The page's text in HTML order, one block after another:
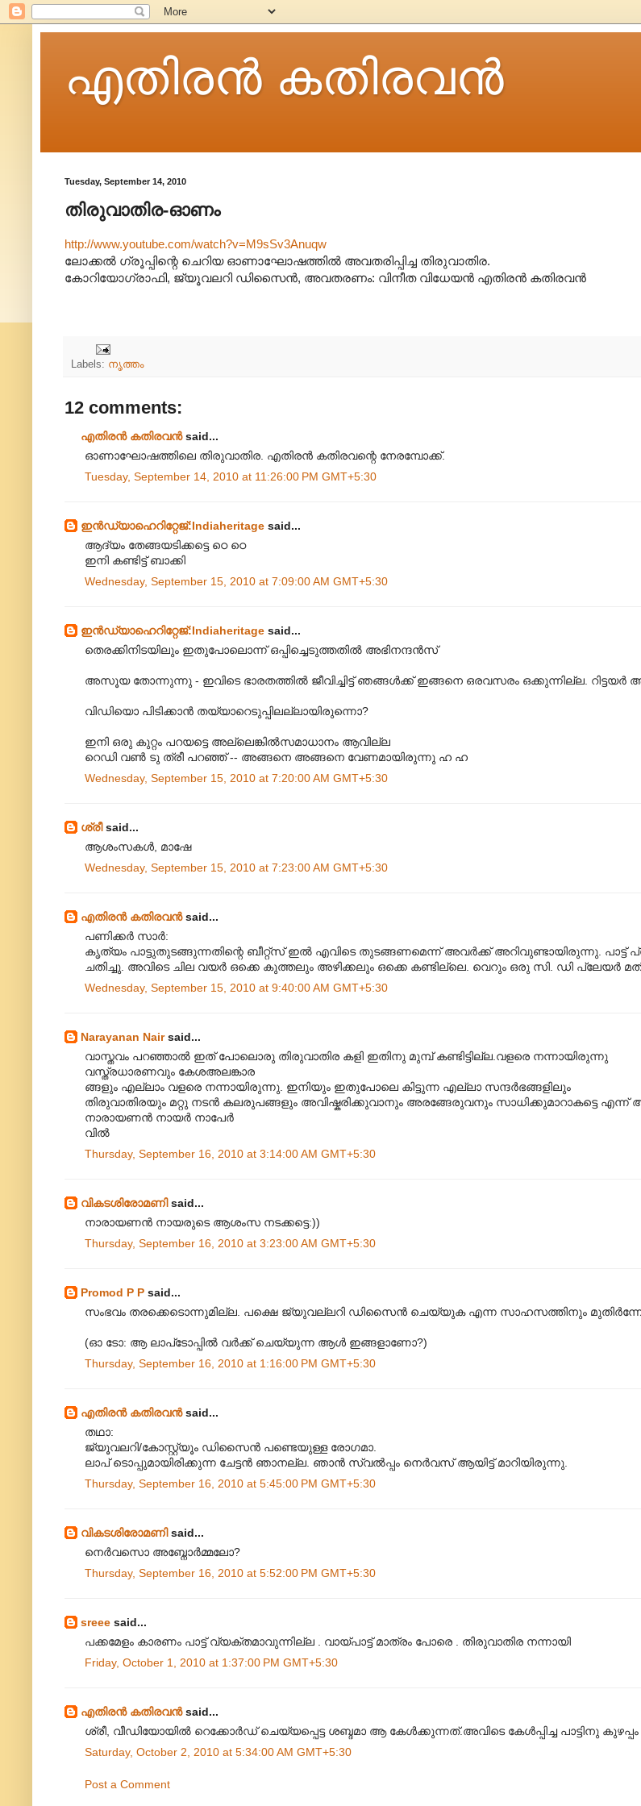
എതിരന്‍ കതിരവന്‍
Tuesday, September 14, 2010
തിരുവാതിര-ഓണം
http://www.youtube.com/watch?v=M9sSv3Anuqw
ലോക്കൽ ഗ്രൂപ്പിന്റെ ചെറിയ ഓണാഘോഷത്തിൽ അവതരിപ്പിച്ച തിരുവാതിര.
കോറിയോഗ്രാഫി, ജ്യൂവലറി ഡിസൈൻ, അവതരണം: വിനീത വിധേയൻ എതിരൻ കതിരവൻ
Labels: നൃത്തം
12 comments:
എതിരന്‍ കതിരവന്‍said...
ഓണാഘോഷത്തിലെ തിരുവാതിര. എതിരൻ കതിരവന്റെ നേരമ്പോക്ക്.
Tuesday, September 14, 2010 at 11:26:00 PM GMT+5:30
ഇന്‍ഡ്യാഹെറിറ്റേജ്‌:Indiaheritage said...
ആദ്യം തേങ്ങയടിക്കട്ടെ ഠെ ഠെ
ഇനി കണ്ടിട്ട്‌ ബാക്കി
Wednesday, September 15, 2010 at 7:09:00 AM GMT+5:30
ഇന്‍ഡ്യാഹെറിറ്റേജ്‌:Indiaheritage said...
തെരക്കിനിടയിലും ഇതുപോലൊന്ന് ഒപ്പിച്ചെടുത്തതില്‍ അഭിനന്ദന്‍സ്‌
അസൂയ തോന്നുന്നു - ഇവിടെ ഭാരതത്തില്‍ ജീവിച്ചിട്ട്‌ ഞങ്ങള്‍ക്ക്‌ ഇങ്ങനെ ഒരവസരം ഒക്കുന്നില്ല. റിട്ടയര്‍
വിഡിയൊ പിടിക്കാന്‍ തയ്യാറെടുപ്പിലല്ലായിരുന്നൊ?
ഇനി ഒരു കുറ്റം പറയട്ടെ അല്ലെങ്കില്‍സമാധാനം ആവില്ല
റെഡി വണ്‍ ടു ത്രീ പറഞ്ഞ്‌ -- അങ്ങനെ അങ്ങനെ വേണമായിരുന്നു ഹ ഹ
Wednesday, September 15, 2010 at 7:20:00 AM GMT+5:30
ശ്രീsaid...
ആശംസകള്‍, മാഷേ
Wednesday, September 15, 2010 at 7:23:00 AM GMT+5:30
എതിരന്‍ കതിരവന്‍said...
പണിക്കർ സാർ:
കൃത്യം പാട്ടുതുടങ്ങുന്നതിന്റെ ബീറ്റ്സ് ഇൽ എവിടെ തുടങ്ങണമെന്ന് അവർക്ക് അറിവുണ്ടായിരുന്നു. പാട്ട്
ചതിച്ചു. അവിടെ ചില വയർ ഒക്കെ കുത്തലും അഴിക്കലും ഒക്കെ കണ്ടില്ലെ. വെറും ഒരു സി. ഡി പ്ലേയർ
Wednesday, September 15, 2010 at 9:40:00 AM GMT+5:30
Narayanan Nairsaid...
വാസ്തവം പറഞ്ഞാല്‍ ഇത് പോലൊരു തിരുവാതിര കളി ഇതിനു മുമ്പ് കണ്ടിട്ടില്ല.വളരെ നന്നായിരുന്നു
വസ്ത്രധാരണവും കേശഅലങ്കാര
ങ്ങളും എല്ലാം വളരെ നന്നായിരുന്നു. ഇനിയും ഇതുപോലെ കിട്ടുന്ന എല്ലാ സന്ദര്‍ഭങ്ങളിലും
തിരുവാതിരയും മറ്റു നടന്‍ കലരുപങ്ങളും അവിഷ്കരിക്കുവാനും അരങ്ങേരുവനും സാധിക്കുമാറാകട്ടെ
നാരായണന്‍ നായര്‍ നാപേര്‍
വില്‍
Thursday, September 16, 2010 at 3:14:00 AM GMT+5:30
വികടശിരോമണിsaid...
നാരായണൻ നായരുടെ ആശംസ നടക്കട്ടെ:))
Thursday, September 16, 2010 at 3:23:00 AM GMT+5:30
Promod P P said...
സംഭവം തരക്കെടൊന്നുമില്ല. പക്ഷെ ജ്യുവല്ലറി ഡിസൈൻ ചെയ്യുക എന്ന സാഹസത്തിനും
(ഓ ടോ: ആ ലാപ്‌ടോപ്പിൽ വർക്ക് ചെയ്യുന്ന ആൾ ഇങ്ങളാണോ?)
Thursday, September 16, 2010 at 1:16:00 PM GMT+5:30
എതിരന്‍ കതിരവന്‍said...
തഥാ:
ജ്യൂവലറി/കോസ്റ്റ്യൂം ഡിസൈൻ പണ്ടെയുള്ള രോഗമാ.
ലാപ് ടൊപ്പുമായിരിക്കുന്ന ചേട്ടൻ ഞാനല്ല. ഞാൻ സ്വൽ‌പ്പം നെർവസ് ആയിട്ട് മാറിയിരുന്നു.
Thursday, September 16, 2010 at 5:45:00 PM GMT+5:30
വികടശിരോമണിsaid...
നെർവസൊ അബ്നോർമ്മലോ?
Thursday, September 16, 2010 at 5:52:00 PM GMT+5:30
sreee said...
പക്കമേളം കാരണം പാട്ട് വ്യക്തമാവുന്നില്ല . വായ്പാട്ട് മാത്രം പോരെ . തിരുവാതിര നന്നായി
Friday, October 1, 2010 at 1:37:00 PM GMT+5:30
എതിരന്‍ കതിരവന്‍said...
ശ്രീ, വീഡിയോയിൽ റെക്കോർഡ് ചെയ്യപ്പെട്ട ശബ്ദമാ ആ കേൾക്കുന്നത്.അവിടെ കേൾപ്പിച്ച പാട്ടിനു
Saturday, October 2, 2010 at 5:34:00 AM GMT+5:30
Post a Comment